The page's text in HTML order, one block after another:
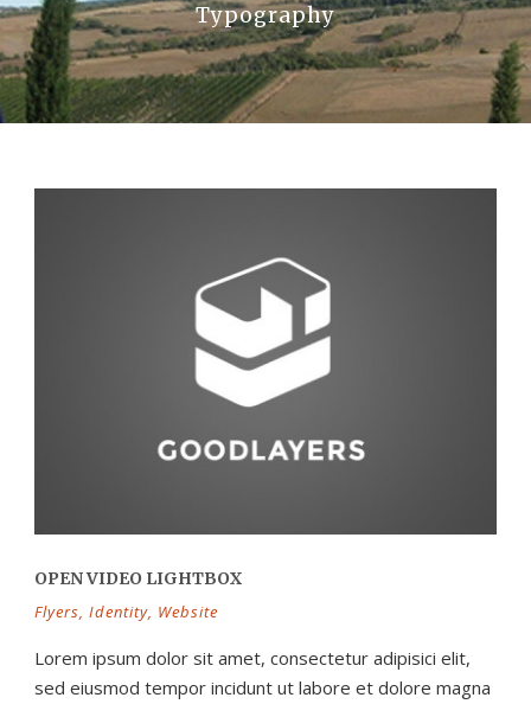
La Val D’Orcia
Prenota
Typography
OPEN VIDEO LIGHTBOX
Flyers, Identity, Website
Lorem ipsum dolor sit amet, consectetur adipisici elit,
sed eiusmod tempor incidunt ut labore et dolore magna